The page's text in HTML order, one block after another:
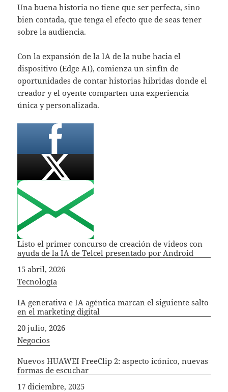
Una buena historia no tiene que ser perfecta, sino
bien contada, que tenga el efecto que de seas tener
sobre la audiencia.
Con la expansión de la IA de la nube hacia el
dispositivo (Edge AI), comienza un sinfín de
oportunidades de contar historias hibridas donde el
creador y el oyente comparten una experiencia
única y personalizada.
Listo el primer concurso de creación de videos con
ayuda de la IA de Telcel presentado por Android
Fecha
15 abril, 2026
In relation to
Tecnología
IA generativa e IA agéntica marcan el siguiente salto
en el marketing digital
Fecha
20 julio, 2026
In relation to
Negocios
Nuevos HUAWEI FreeClip 2: aspecto icónico, nuevas
formas de escuchar
Fecha
17 diciembre, 2025